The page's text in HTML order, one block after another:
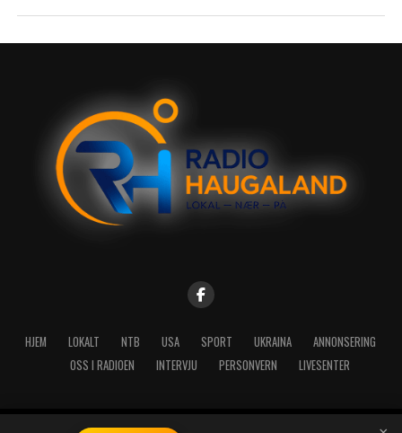
HJEM LOKALT NTB USA SPORT UKRAINA
ANNONSERING
OSS I RADIOEN
INTERVJU PERSONVERN LIVESENTER